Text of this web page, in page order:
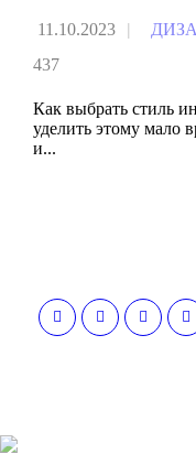
11.10.2023 |
437
Как выбрать стиль
уделить этому мало
и...
эмоциональное
окружает. Своей